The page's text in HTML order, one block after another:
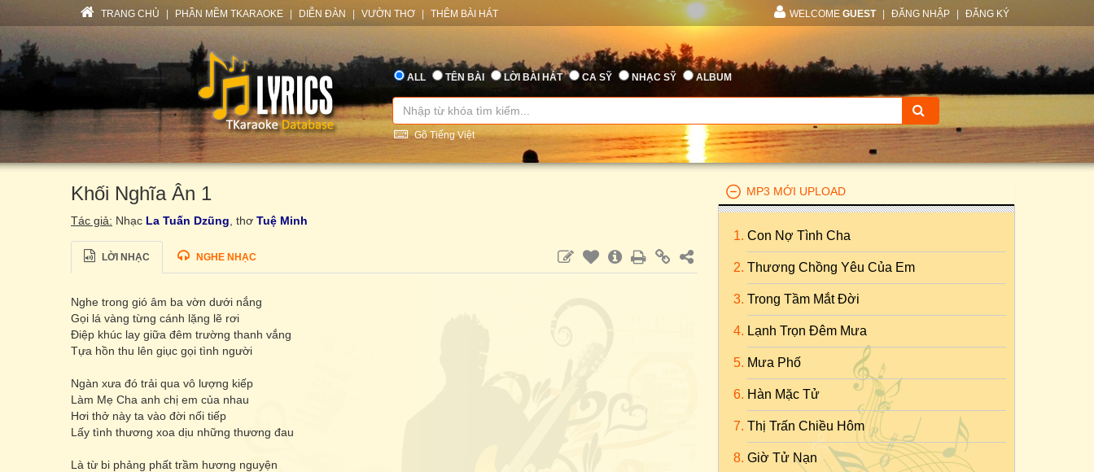
TRANG CHỦ PHẦN MỀM TKARAOKE DIỄN ĐÀN VƯỜN THƠ THÊM BÀI HÁT WELCOME GUEST ĐĂNG NHẬP ĐĂNG KÝ
ALL TÊN BÀI LỜI BÀI HÁT CA SỸ NHẠC SỸ ALBUM
Gõ Tiếng Việt
Khối Nghĩa Ân 1
Tác giả: Nhạc La Tuấn Dzũng , thơ Tuệ Minh
LỜI NHẠC NGHE NHẠC
Nghe trong gió âm ba vờn dưới nắng
Gọi lá vàng từng cánh lặng lẽ rơi
Điệp khúc lay giữa đêm trường thanh vắng
Tựa hồn thu lên giục gọi tình người
Ngàn xưa đó trải qua vô lượng kiếp
Làm Mẹ Cha anh chị em của nhau
Hơi thở này ta vào đời nối tiếp
Lấy tình thương xoa dịu những thương đau
Là từ bi phảng phất trầm hương nguyện
MP3 MỚI UPLOAD
Con Nợ Tình Cha
Thương Chồng Yêu Của Em
Trong Tầm Mắt Đời
Lạnh Trọn Đêm Mưa
Mưa Phố
Hàn Mặc Tử
Thị Trấn Chiều Hôm
Giờ Tử Nạn